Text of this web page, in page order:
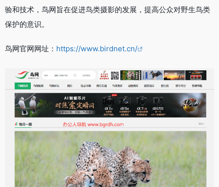
验和技术，鸟网旨在促进鸟类摄影的发展，提高公众对野生鸟类
保护的意识。
鸟网官网网址： https://www.birdnet.cn/